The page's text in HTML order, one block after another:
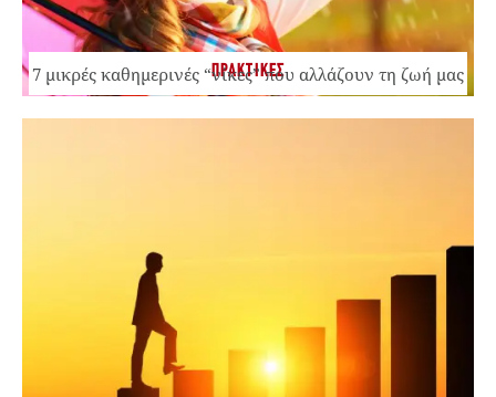
ΠΡΑΚΤΙΚΕΣ
7 μικρές καθημερινές “νίκες” που αλλάζουν τη ζωή μας